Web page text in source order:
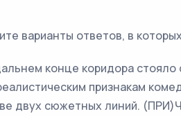
варианты ответов, в
конце коридора
признакам
двух сюжетных линий.